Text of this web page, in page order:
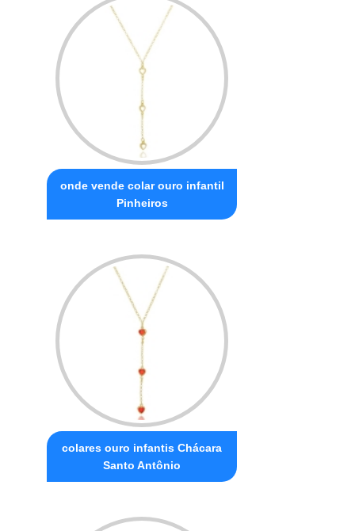
onde vende colar ouro infantil
Pinheiros
colares ouro infantis Chácara
Santo Antônio